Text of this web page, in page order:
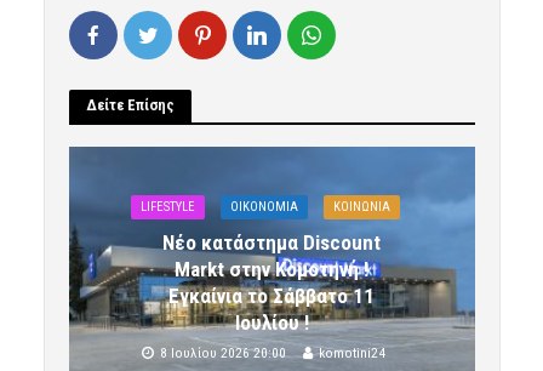
Δείτε Επίσης
LIFESTYLE OIKONOMIA ΚΟΙΝΩΝΙΑ
Νέο κατάστημα Discount
Markt στην Κομοτηνή !
Εγκαίνια το Σάββατο 11
Ιουλίου !
8 Ιουλίου 2026 20:00 komotini24